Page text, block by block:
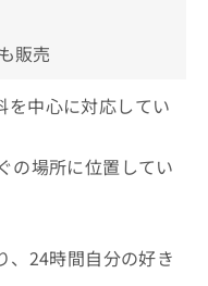
販売
を中心に対応してい
の場所に位置してい
、24時間自分の好き